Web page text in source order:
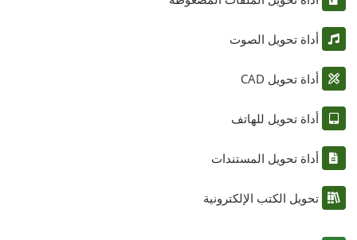
أداة تحويل الصوت
أداة تحويل CAD
أداة تحويل للهاتف
أداة تحويل المستندات
تحويل الكتب الإلكترونية